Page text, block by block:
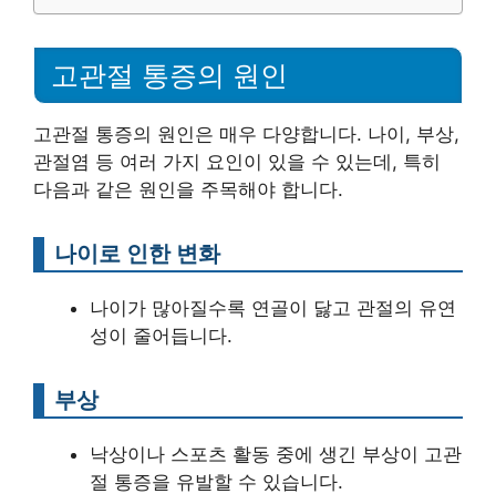
고관절 통증의 원인
고관절 통증의 원인은 매우 다양합니다. 나이, 부상,
관절염 등 여러 가지 요인이 있을 수 있는데, 특히
다음과 같은 원인을 주목해야 합니다.
나이로 인한 변화
나이가 많아질수록 연골이 닳고 관절의 유연
성이 줄어듭니다.
부상
낙상이나 스포츠 활동 중에 생긴 부상이 고관
절 통증을 유발할 수 있습니다.